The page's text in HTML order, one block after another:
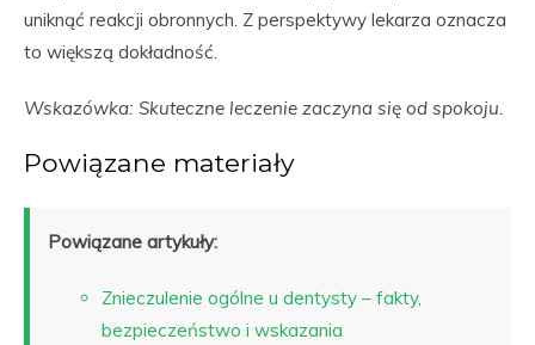
uniknąć reakcji obronnych. Z perspektywy lekarza oznacza
to większą dokładność.
Wskazówka: Skuteczne leczenie zaczyna się od spokoju.
Powiązane materiały
Powiązane artykuły:
Znieczulenie ogólne u dentysty – fakty,
bezpieczeństwo i wskazania